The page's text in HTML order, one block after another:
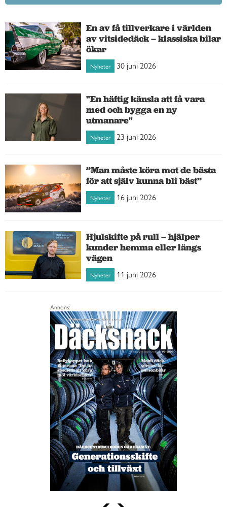
En av få tillverkare i världen
av vitsidedäck – klassiska bilar
ökar
Nyheter 30 juni 2026
"En häftig känsla att få vara
med och bygga en ny
utmanare"
Nyheter 23 juni 2026
”Man måste köra mot de bästa
för att själv kunna bli bäst”
Nyheter 16 juni 2026
Hjulskifte på rull – hjälper
kunder hemma eller längs
vägen
Nyheter 11 juni 2026
Annons: